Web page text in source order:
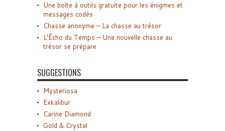
Une boîte à outils gratuite pour les énigmes et
messages codés
Chasse anonyme – La chasse au trésor
L’Écho du Temps – Une nouvelle chasse au
trésor se prépare
SUGGESTIONS
Mysteriosa
Exkalibur
Carine Diamond
Gold & Crystal